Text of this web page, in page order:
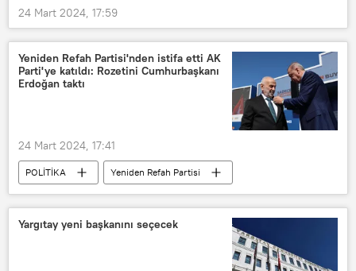
24 Mart 2024, 17:59
Yeniden Refah Partisi'nden istifa etti AK
Parti'ye katıldı: Rozetini Cumhurbaşkanı
Erdoğan taktı
24 Mart 2024, 17:41
POLİTİKA
Yeniden Refah Partisi
Suat Pamukçu
AK Parti
istifa
Recep Tayyip Erdoğan
Yargıtay yeni başkanını seçecek